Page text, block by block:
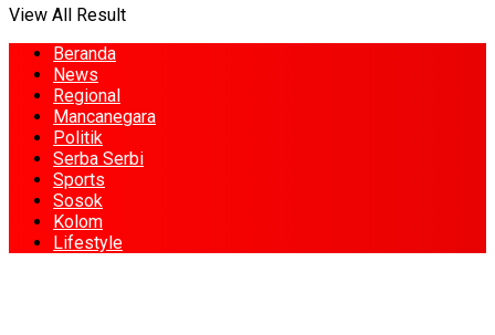
View All Result
Beranda
News
Regional
Mancanegara
Politik
Serba Serbi
Sports
Sosok
Kolom
Lifestyle